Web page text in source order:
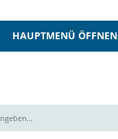
HAUPTMENÜ ÖFFNEN